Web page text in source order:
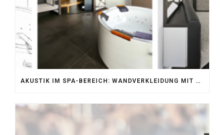
AKUSTIK IM SPA-BEREICH: WANDVERKLEIDUNG MIT SILENTPROTECT CORE